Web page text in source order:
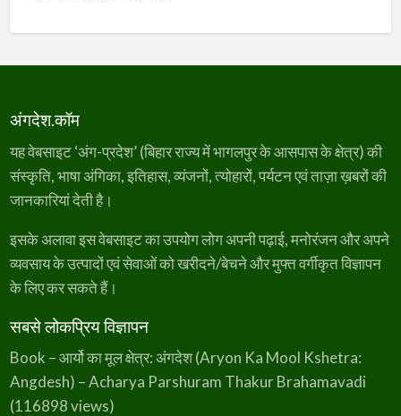
अंगदेश.कॉम
यह वेबसाइट ‘अंग-प्रदेश’ (बिहार राज्य में भागलपुर के आसपास के क्षेत्र) की
संस्कृति, भाषा अंगिका, इतिहास, व्यंजनों, त्योहारों, पर्यटन एवं ताज़ा ख़बरों की
जानकारियां देती है।
इसके अलावा इस वेबसाइट का उपयोग लोग अपनी पढ़ाई, मनोरंजन और अपने
व्यवसाय के उत्पादों एवं सेवाओं को खरीदने/बेचने और मुफ्त वर्गीकृत विज्ञापन
के लिए कर सकते हैं।
सबसे लोकप्रिय विज्ञापन
Book – आर्यो का मूल क्षेत्र: अंगदेश (Aryon Ka Mool Kshetra:
Angdesh) – Acharya Parshuram Thakur Brahamavadi
(116898 views)